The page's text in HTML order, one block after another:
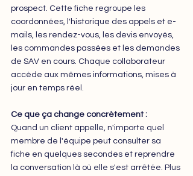
prospect. Cette fiche regroupe les
coordonnées, l'historique des appels et e-
mails, les rendez-vous, les devis envoyés,
les commandes passées et les demandes
de SAV en cours. Chaque collaborateur
accède aux mêmes informations, mises à
jour en temps réel.
Ce que ça change concrètement :
Quand un client appelle, n'importe quel
membre de l'équipe peut consulter sa
fiche en quelques secondes et reprendre
la conversation là où elle s'est arrêtée. Plus